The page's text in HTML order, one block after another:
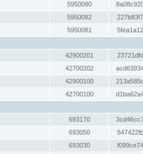
5950080
5950082
5950081
42900201
42700202
42900100
42700100
693170
693050
693030